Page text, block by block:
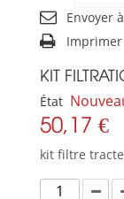
Envoyer
Imprimer
KIT
État
50,17 €
kit filtre